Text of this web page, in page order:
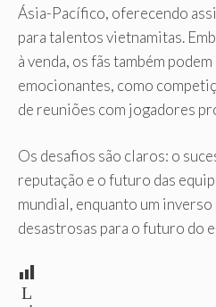
Ásia-Pacífico, oferecendo
para talentos vietnamitas.
à venda, os fãs também
emocionantes, como
de reuniões com jogadores
Os desafios são claros: o
reputação e o futuro das
mundial, enquanto um
desastrosas para o futuro do
L